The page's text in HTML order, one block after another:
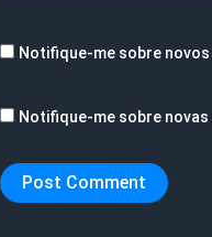
Notifique-me sobre
Notifique-me sobre